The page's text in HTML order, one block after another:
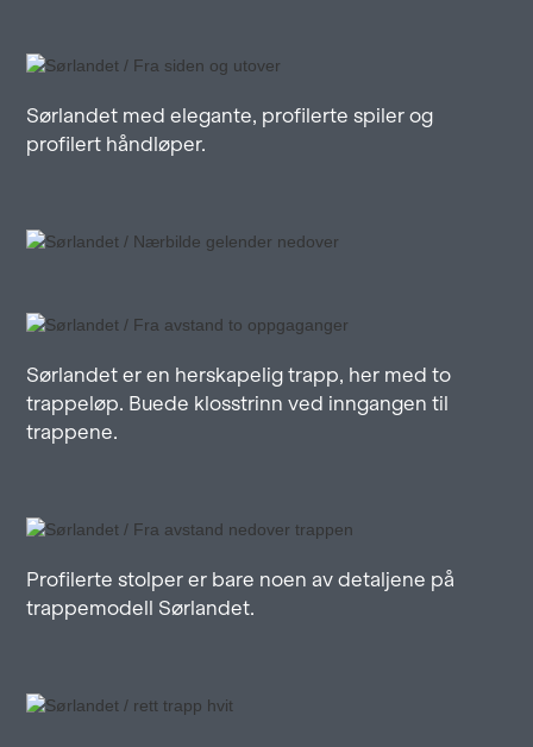
Sørlandet med elegante, profilerte spiler og
profilert håndløper.
Sørlandet er en herskapelig trapp, her med to
trappeløp. Buede klosstrinn ved inngangen til
trappene.
Profilerte stolper er bare noen av detaljene på
trappemodell Sørlandet.